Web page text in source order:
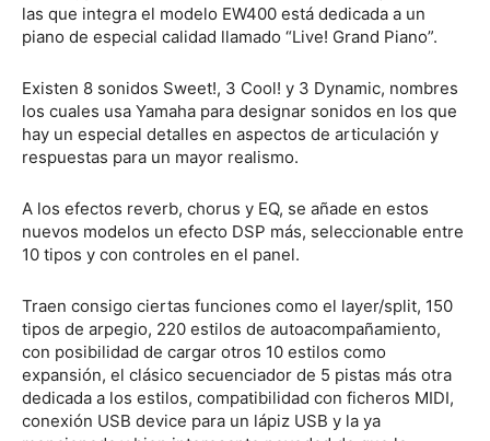
las que integra el modelo EW400 está dedicada a un
piano de especial calidad llamado “Live! Grand Piano”.
Existen 8 sonidos Sweet!, 3 Cool! y 3 Dynamic, nombres
los cuales usa Yamaha para designar sonidos en los que
hay un especial detalles en aspectos de articulación y
respuestas para un mayor realismo.
A los efectos reverb, chorus y EQ, se añade en estos
nuevos modelos un efecto DSP más, seleccionable entre
10 tipos y con controles en el panel.
Traen consigo ciertas funciones como el layer/split, 150
tipos de arpegio, 220 estilos de autoacompañamiento,
con posibilidad de cargar otros 10 estilos como
expansión, el clásico secuenciador de 5 pistas más otra
dedicada a los estilos, compatibilidad con ficheros MIDI,
conexión USB device para un lápiz USB y la ya